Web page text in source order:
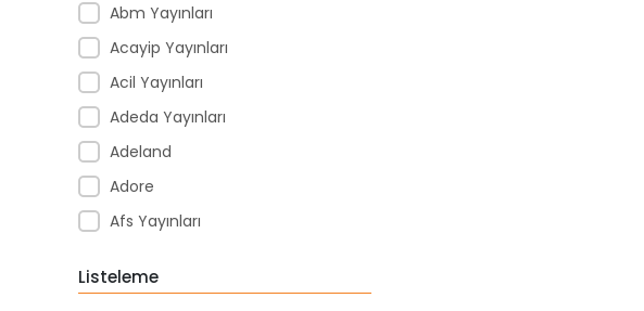
Abm Yayınları
Acayip Yayınları
Acil Yayınları
Adeda Yayınları
Adeland
Adore
Afs Yayınları
Agt
Listeleme